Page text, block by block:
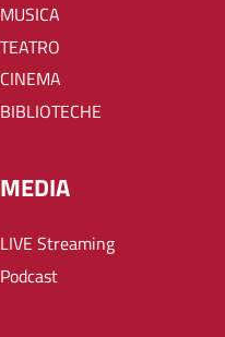
MUSICA
TEATRO
CINEMA
BIBLIOTECHE
MEDIA
LIVE Streaming
Podcast